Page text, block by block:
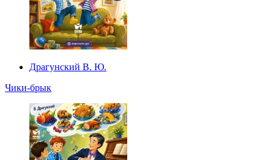
Драгунский В. Ю.
Чики-брык